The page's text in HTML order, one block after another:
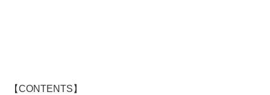
【CONTENTS】